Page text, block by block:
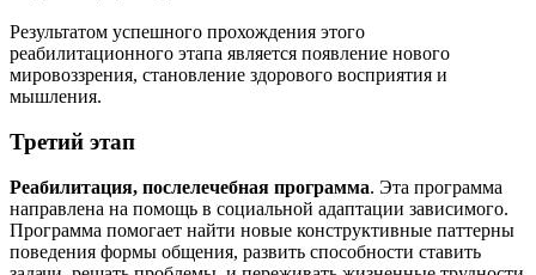
Результатом успешного прохождения этого
реабилитационного этапа является появление нового
мировоззрения, становление здорового восприятия и
мышления.
Третий этап
Реабилитация, послелечебная программа. Эта программа
направлена на помощь в социальной адаптации зависимого.
Программа помогает найти новые конструктивные паттерны
поведения формы общения, развить способности ставить